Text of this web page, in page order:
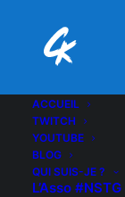
ACCUEIL
TWITCH
YOUTUBE
BLOG
QUI SUIS-JE ?
L’Asso